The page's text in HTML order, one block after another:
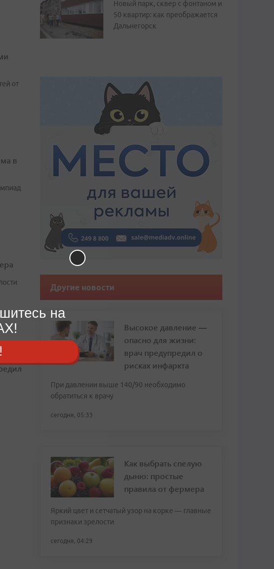
от
в
Новый парк, сквер с фонтаном и
50 квартир: как преображается
Дальнегорск
Другие новости
Высокое давление —
опасно для жизни:
врач предупредил о
рисках инфаркта
При давлении выше 140/90 необходимо
обратиться к врачу
сегодня, 05:33
Как выбрать спелую
дыню: простые
правила от фермера
Яркий цвет и сетчатый узор на корке — главные
признаки зрелости
сегодня, 04:29
на